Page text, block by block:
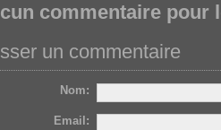
commentaire pour
un commentaire
Nom:
Email: